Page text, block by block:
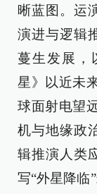
晰蓝图。运
演进与逻辑
蔓生发展，
星》以近未
球面射电望
机与地缘政
辑推演人类
写“外星降临